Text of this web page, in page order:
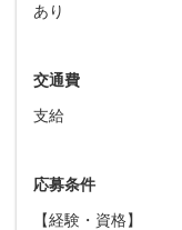
あり
交通費
支給
応募条件
【経験・資格】